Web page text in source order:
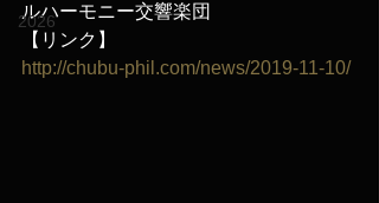
2026
ルハーモニー交響楽団
【リンク】
http://chubu-phil.com/news/2019-11-10/